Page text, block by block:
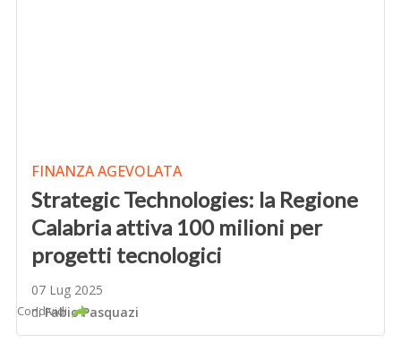
FINANZA AGEVOLATA
Strategic Technologies: la Regione
Calabria attiva 100 milioni per
progetti tecnologici
07 Lug 2025
diFabio Pasquazi
Condividi